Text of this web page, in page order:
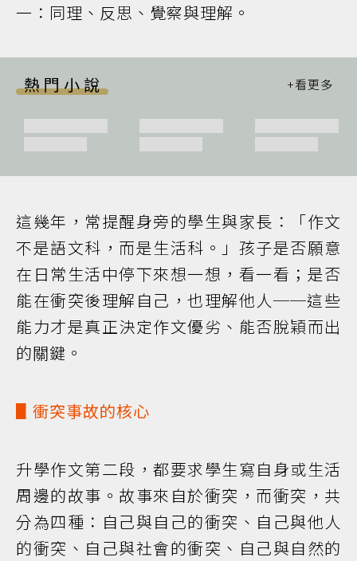
一：同理、反思、覺察與理解。
熱門小說
這幾年，常提醒身旁的學生與家長：「作文
不是語文科，而是生活科。」孩子是否願意
在日常生活中停下來想一想，看一看；是否
能在衝突後理解自己，也理解他人──這些
能力才是真正決定作文優劣、能否脫穎而出
的關鍵。
▋衝突事故的核心
升學作文第二段，都要求學生寫自身或生活
周邊的故事。故事來自於衝突，而衝突，共
分為四種：自己與自己的衝突、自己與他人
的衝突、自己與社會的衝突、自己與自然的